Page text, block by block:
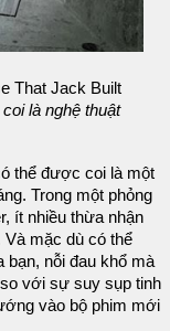
That Jack Built
là nghệ thuật
thể được coi là một
Trong một phỏng
ít nhiều thừa nhận
mặc dù có thể
nỗi đau khổ mà
với sự suy sụp tinh
vào bộ phim mới